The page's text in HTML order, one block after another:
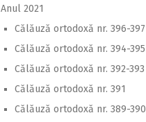
Anul 2021
Călăuză ortodoxă nr. 396-397
Călăuză ortodoxă nr. 394-395
Călăuză ortodoxă nr. 392-393
Călăuză ortodoxă nr. 391
Călăuză ortodoxă nr. 389-390